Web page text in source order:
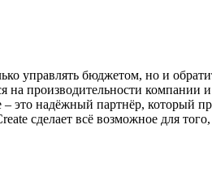
управлять бюджетом, но и
на производительности
это надёжный партнёр, который
сделает всё возможное для